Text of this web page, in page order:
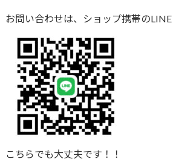
お問い合わせは、ショップ携帯のLINE
こちらでも大丈夫です！！